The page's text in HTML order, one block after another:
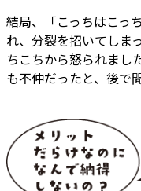
結局、「こっちはこっ
れ、分裂を招いてしま
ちこちから怒られまし
も不仲だったと、後で